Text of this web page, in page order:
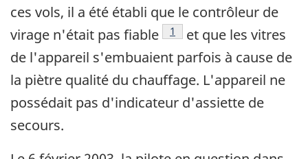
ces vols, il a été établi que le contrôleur de
virage n'était pas fiable
Note de bas de page
1
et que les vitres
de l'appareil s'embuaient parfois à cause de
la piètre qualité du chauffage. L'appareil ne
possédait pas d'indicateur d'assiette de
secours.